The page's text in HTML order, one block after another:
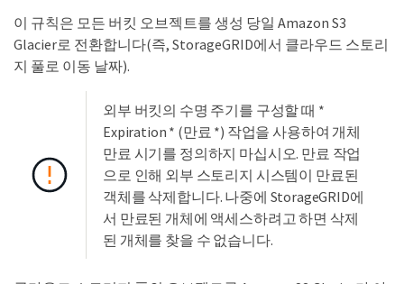
이 규칙은 모든 버킷 오브젝트를 생성 당일 Amazon S3
Glacier로 전환합니다(즉, StorageGRID에서 클라우드 스토리
지 풀로 이동 날짜).
외부 버킷의 수명 주기를 구성할 때 *
Expiration * (만료 *) 작업을 사용하여 개체
만료 시기를 정의하지 마십시오. 만료 작업
으로 인해 외부 스토리지 시스템이 만료된
객체를 삭제합니다. 나중에 StorageGRID에
서 만료된 개체에 액세스하려고 하면 삭제
된 개체를 찾을 수 없습니다.